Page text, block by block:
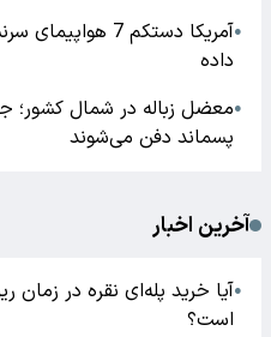
●
آمریکا دستکم 7
داده
●معضل زباله در شمال کشور؛
پسماند دفن می‌شوند
آخرین اخبار
●آیا خرید پله‌ای نقره در زمان
است؟